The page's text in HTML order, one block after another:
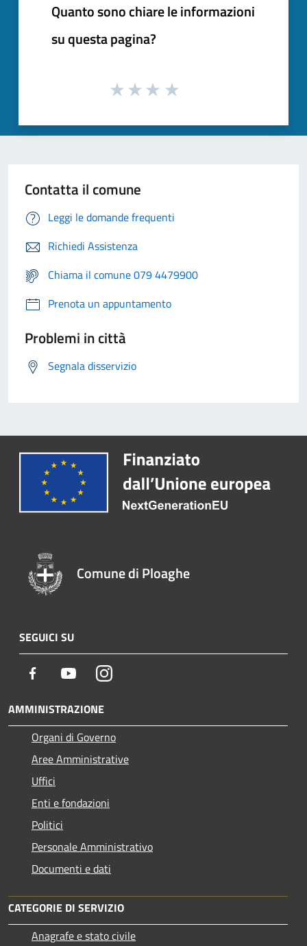
Quanto sono chiare le informazioni
su questa pagina?
Contatta il comune
Leggi le domande frequenti
Richiedi Assistenza
Chiama il comune 079 4479900
Prenota un appuntamento
Problemi in città
Segnala disservizio
Comune di Ploaghe
SEGUICI SU
Facebook YoutubeInstagram
AMMINISTRAZIONE
Organi di Governo
Aree Amministrative
Uffici
Enti e fondazioni
Politici
Personale Amministrativo
Documenti e dati
CATEGORIE DI SERVIZIO
Anagrafe e stato civile